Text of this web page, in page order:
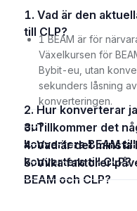
1. Vad är den aktuella växelkursen för BEAM
till CLP?
1 BEAM är för
Växelkursen för
Bybit-eu, utan
sekunders låsning
konverteringen.
2. Hur konverterar jag BEAM till CLP på Bybit-
eu?
3. Tillkommer det några avgifter för att
konvertera BEAM till
4. Vad är det minsta beloppet i BEAM jag kan
konvertera till CLP?
5. Vilka faktorer påverkar växelkursen mellan
BEAM och CLP?